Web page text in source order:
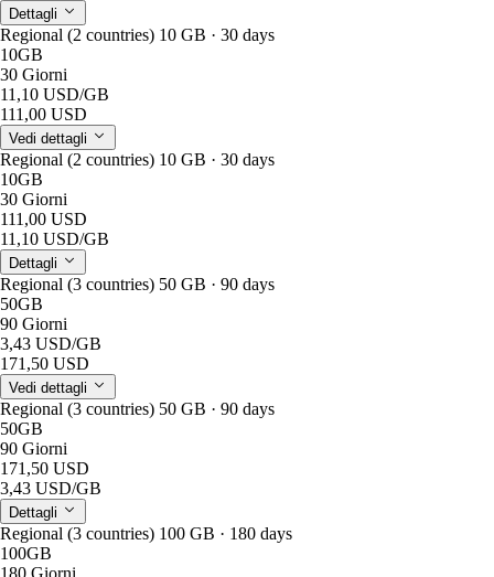
Dettagli
Regional (2 countries) 10 GB · 30 days
10GB
30 Giorni
11,10 USD/GB
111,00 USD
Vedi dettagli
Regional (2 countries) 10 GB · 30 days
10GB
30 Giorni
111,00 USD
11,10 USD/GB
Dettagli
Regional (3 countries) 50 GB · 90 days
50GB
90 Giorni
3,43 USD/GB
171,50 USD
Vedi dettagli
Regional (3 countries) 50 GB · 90 days
50GB
90 Giorni
171,50 USD
3,43 USD/GB
Dettagli
Regional (3 countries) 100 GB · 180 days
100GB
180 Giorni